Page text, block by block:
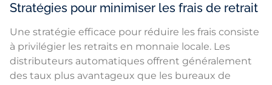
Stratégies pour minimiser les frais de retrait
Une stratégie efficace pour réduire les frais consiste
à privilégier les retraits en monnaie locale. Les
distributeurs automatiques offrent généralement
des taux plus avantageux que les bureaux de